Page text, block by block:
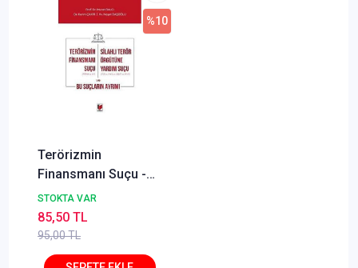
Terörizmin
Finansmanı Suçu -
Murat Balcı, Kerim
Çakır, Neşat Başoğlu
STOKTA VAR
95,00 TL
%10
85,50 TL